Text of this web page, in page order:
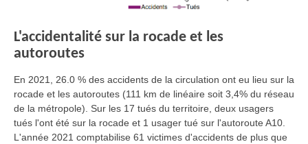
L'accidentalité sur la rocade et les
autoroutes
En 2021, 26.0 % des accidents de la circulation ont eu lieu sur la
rocade et les autoroutes (111 km de linéaire soit 3,4% du réseau
de la métropole). Sur les 17 tués du territoire, deux usagers
tués l'ont été sur la rocade et 1 usager tué sur l'autoroute A10.
L'année 2021 comptabilise 61 victimes d'accidents de plus que